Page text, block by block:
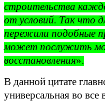
строительства
от условий. Так что
пережили подобные
может послужить
восстановления».
В данной цитате
универсальная во